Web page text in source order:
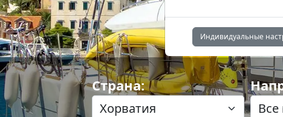
Страна:
Индивидуальные